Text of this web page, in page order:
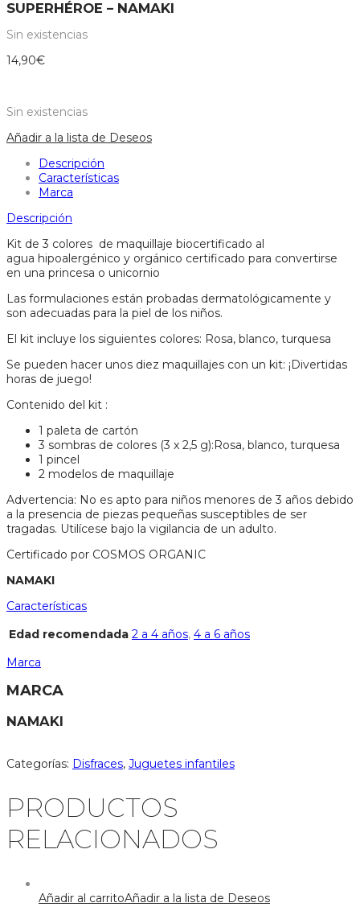
SUPERHÉROE – NAMAKI
Sin existencias
14,90€
Sin existencias
Añadir a la lista de Deseos
Descripción
Características
Marca
Descripción
Kit de 3 colores de maquillaje biocertificado al
agua hipoalergénico y orgánico certificado para convertirse
en una princesa o unicornio
Las formulaciones están probadas dermatológicamente y
son adecuadas para la piel de los niños.
El kit incluye los siguientes colores: Rosa, blanco, turquesa
Se pueden hacer unos diez maquillajes con un kit: ¡Divertidas
horas de juego!
Contenido del kit :
1 paleta de cartón
3 sombras de colores (3 x 2,5 g):Rosa, blanco, turquesa
1 pincel
2 modelos de maquillaje
Advertencia: No es apto para niños menores de 3 años debido
a la presencia de piezas pequeñas susceptibles de ser
tragadas. Utilícese bajo la vigilancia de un adulto.
Certificado por COSMOS ORGANIC
NAMAKI
Características
Edad recomendada 2 a 4 años, 4 a 6 años
Marca
MARCA
NAMAKI
Categorías: Disfraces, Juguetes infantiles
PRODUCTOS
RELACIONADOS
Añadir al carritoAñadir a la lista de Deseos